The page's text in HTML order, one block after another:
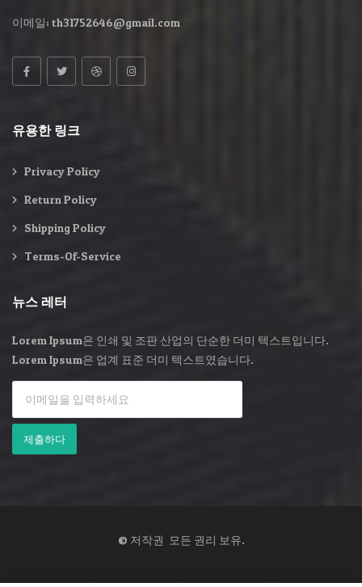
이메일: th31752646@gmail.com
유용한 링크
Privacy Policy
Return Policy
Shipping Policy
Terms-Of-Service
뉴스 레터
Lorem Ipsum은 인쇄 및 조판 산업의 단순한 더미 텍스트입니다.
Lorem Ipsum은 업계 표준 더미 텍스트였습니다.
© 저작권 모든 권리 보유.